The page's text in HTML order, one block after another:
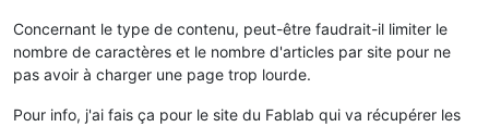
Concernant le type de contenu, peut-être faudrait-il limiter le
nombre de caractères et le nombre d'articles par site pour ne
pas avoir à charger une page trop lourde.
Pour info, j'ai fais ça pour le site du Fablab qui va récupérer les